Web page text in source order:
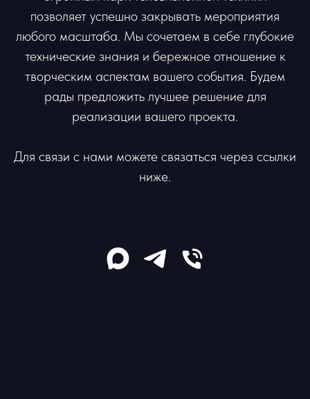
позволяет успешно закрывать мероприятия
любого масштаба. Мы сочетаем в себе глубокие
технические знания и бережное отношение к
творческим аспектам вашего события. Будем
рады предложить лучшее решение для
реализации вашего проекта.
Для связи с нами можете связаться через ссылки
ниже.